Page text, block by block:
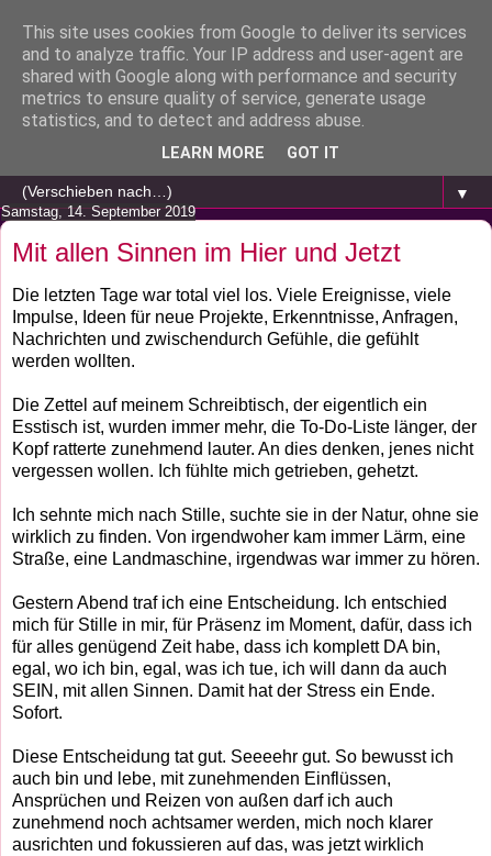
▼
Samstag, 14. September 2019
Mit allen Sinnen im Hier und Jetzt
Die letzten Tage war total viel los. Viele Ereignisse, viele
Impulse, Ideen für neue Projekte, Erkenntnisse, Anfragen,
Nachrichten und zwischendurch Gefühle, die gefühlt
werden wollten.
Die Zettel auf meinem Schreibtisch, der eigentlich ein
Esstisch ist, wurden immer mehr, die To-Do-Liste länger, der
Kopf ratterte zunehmend lauter. An dies denken, jenes nicht
vergessen wollen. Ich fühlte mich getrieben, gehetzt.
Ich sehnte mich nach Stille, suchte sie in der Natur, ohne sie
wirklich zu finden. Von irgendwoher kam immer Lärm, eine
Straße, eine Landmaschine, irgendwas war immer zu hören.
Gestern Abend traf ich eine Entscheidung. Ich entschied
mich für Stille in mir, für Präsenz im Moment, dafür, dass ich
für alles genügend Zeit habe, dass ich komplett DA bin,
egal, wo ich bin, egal, was ich tue, ich will dann da auch
SEIN, mit allen Sinnen. Damit hat der Stress ein Ende.
Sofort.
Diese Entscheidung tat gut. Seeeehr gut. So bewusst ich
auch bin und lebe, mit zunehmenden Einflüssen,
Ansprüchen und Reizen von außen darf ich auch
zunehmend noch achtsamer werden, mich noch klarer
ausrichten und fokussieren auf das, was jetzt wirklich
This site uses cookies from Google to deliver its services
and to analyze traffic. Your IP address and user-agent are
shared with Google along with performance and security
metrics to ensure quality of service, generate usage
statistics, and to detect and address abuse.
LEARN MORE GOT IT